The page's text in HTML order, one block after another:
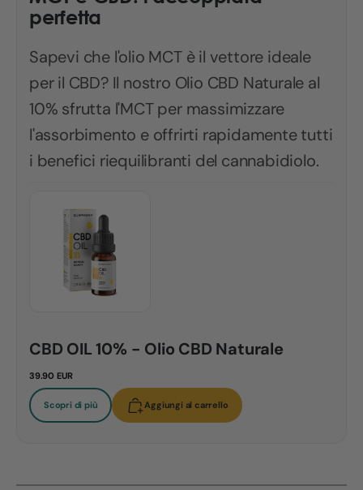
perfetta
Sapevi che l'olio MCT è il vettore ideale
per il CBD? Il nostro Olio CBD Naturale al
10% sfrutta l'MCT per massimizzare
l'assorbimento e offrirti rapidamente tutti
i benefici riequilibranti del cannabidiolo.
CBD OIL 10% - Olio CBD Naturale
39.90 EUR
Scopri di più Aggiungi al carrello